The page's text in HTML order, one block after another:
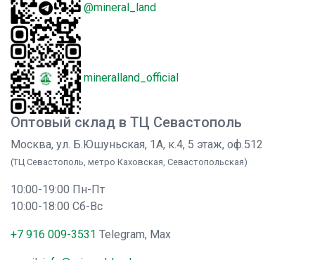
@mineral_land
mineralland_official
Оптовый склад в ТЦ Севастополь
Москва, ул. Б.Юшуньская, 1А, к.4, 5 этаж, оф.512
(ТЦ Севастополь, метро Каховская, Севастопольская)
10:00-19:00 Пн-Пт
10:00-18:00 Сб-Вс
+7 916 009-3531 Telegram, Max